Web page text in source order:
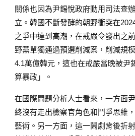
關係也因為尹錫悅政府動用司法查
立。韓國不斷發酵的朝野衝突在
之爭中達到高潮，在戒嚴令發出之
野黨單獨通過預選削減案，削減規
4.1萬億韓元，這也在戒嚴當晚被尹
算暴政」。
在國際問題分析人士看來，一方面
終沒有走出檢察官角色和鬥爭思維
藝術。另一方面，這一鬧劇背後折